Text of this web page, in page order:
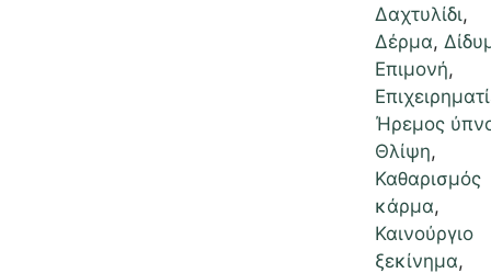
Δαχτυλίδι,
Δέρμα,
Επιμονή,
Ήρεμος
Θλίψη,
Καθαρισμός
κάρμα,
Καινούργιο
ξεκίνημα,